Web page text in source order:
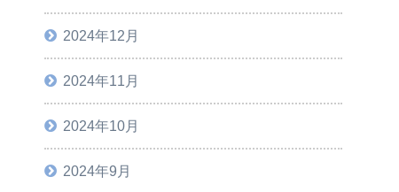
2024年12月
2024年11月
2024年10月
2024年9月